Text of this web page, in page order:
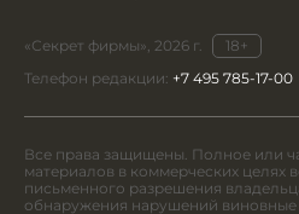
«Секрет фирмы», 2026 г.
18+
Телефон редакции: +7 495 785-17-00
Все права защищены. Полное или
материалов в коммерческих целях
письменного разрешения
обнаружения нарушений виновные